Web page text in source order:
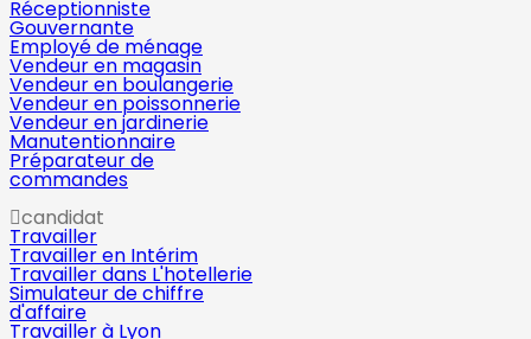
Réceptionniste
Gouvernante
Employé de ménage
Vendeur en magasin
Vendeur en boulangerie
Vendeur en poissonnerie
Vendeur en jardinerie
Manutentionnaire
Préparateur de
commandes
candidat
Travailler
Travailler en Intérim
Travailler dans L'hotellerie
Simulateur de chiffre
d'affaire
Travailler à Lyon